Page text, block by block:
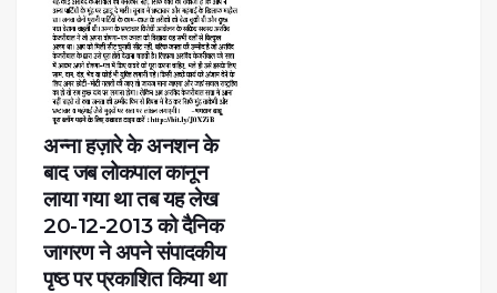
अन्ना हज़ारे के अनशन के
बाद जब लोकपाल कानून
लाया गया था तब यह लेख
20-12-2013 को दैनिक
जागरण ने अपने संपादकीय
पृष्ठ पर प्रकाशित किया था